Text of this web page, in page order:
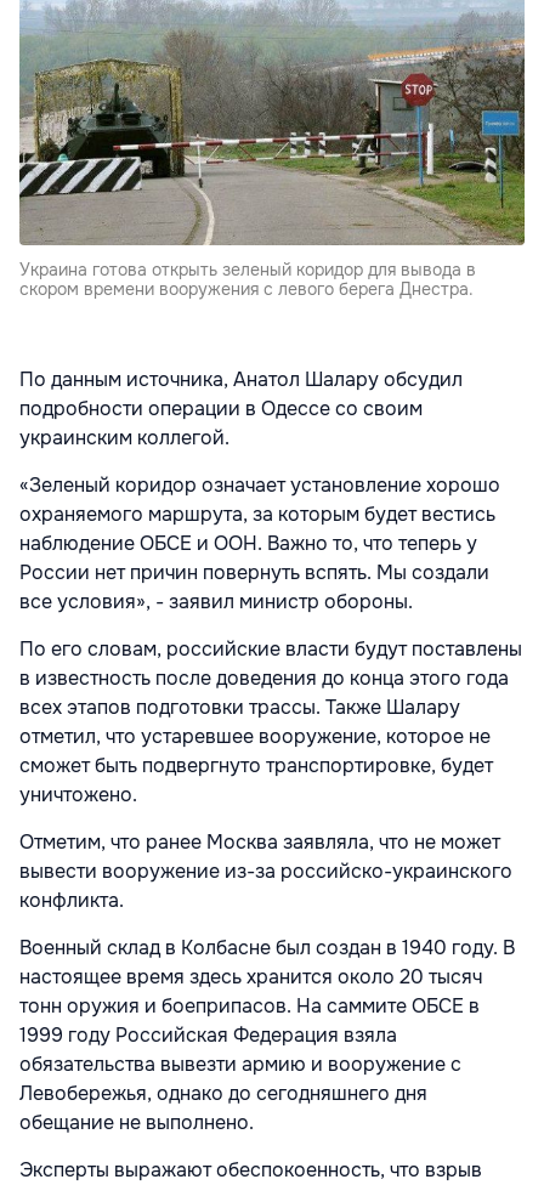
Украина готова открыть зеленый коридор для вывода в
скором времени вооружения с левого берега Днестра.
По данным источника, Анатол Шалару обсудил
подробности операции в Одессе со своим
украинским коллегой.
«Зеленый коридор означает установление хорошо
охраняемого маршрута, за которым будет вестись
наблюдение ОБСЕ и ООН. Важно то, что теперь у
России нет причин повернуть вспять. Мы создали
все условия», - заявил министр обороны.
По его словам, российские власти будут поставлены
в известность после доведения до конца этого года
всех этапов подготовки трассы. Также Шалару
отметил, что устаревшее вооружение, которое не
сможет быть подвергнуто транспортировке, будет
уничтожено.
Отметим, что ранее Москва заявляла, что не может
вывести вооружение из-за российско-украинского
конфликта.
Военный склад в Колбасне был создан в 1940 году. В
настоящее время здесь хранится около 20 тысяч
тонн оружия и боеприпасов. На саммите ОБСЕ в
1999 году Российская Федерация взяла
обязательства вывезти армию и вооружение с
Левобережья, однако до сегодняшнего дня
обещание не выполнено.
Эксперты выражают обеспокоенность, что взрыв